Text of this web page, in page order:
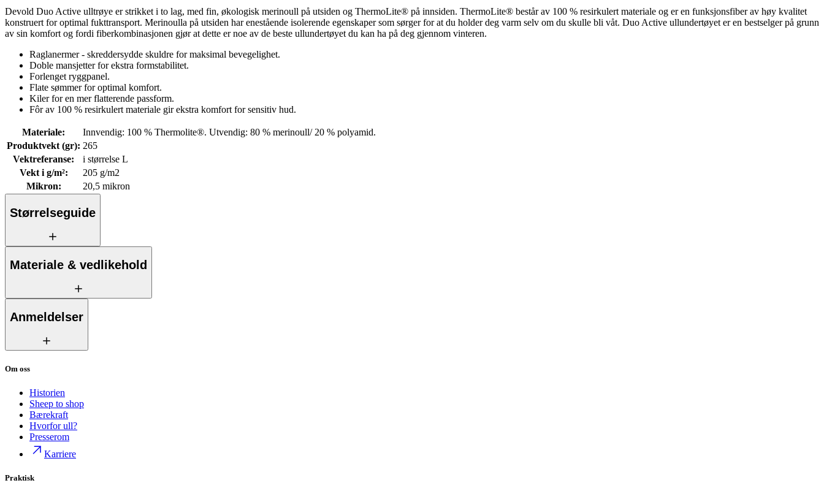
Devold Duo Active ulltrøye er strikket i to lag, med fin, økologisk merinoull på utsiden og ThermoLite® på innsiden. ThermoLite® består av 100 % resirkulert materiale og er en funksjonsfiber av høy kvalitet
konstruert for optimal fukttransport. Merinoulla på utsiden har enestående isolerende egenskaper som sørger for at du holder deg varm selv om du skulle bli våt. Duo Active ullundertøyet er en bestselger på grunn
av sin komfort og fordi fiberkombinasjonen gjør at dette er noe av de beste ullundertøyet du kan ha på deg gjennom vinteren.
Raglanermer - skreddersydde skuldre for maksimal bevegelighet.
Doble mansjetter for ekstra formstabilitet.
Forlenget ryggpanel.
Flate sømmer for optimal komfort.
Kiler for en mer flatterende passform.
Fôr av 100 % resirkulert materiale gir ekstra komfort for sensitiv hud.
Materiale:
Innvendig: 100 % Thermolite®. Utvendig: 80 % merinoull/ 20 % polyamid.
Produktvekt (gr): 265
Vektreferanse:
i størrelse L
Vekt i g/m²:
205 g/m2
Mikron: 20,5 mikron
Størrelseguide
Materiale & vedlikehold
Anmeldelser
Om oss
Historien
Sheep to shop
Bærekraft
Hvorfor ull?
Presserom
Karriere
Praktisk